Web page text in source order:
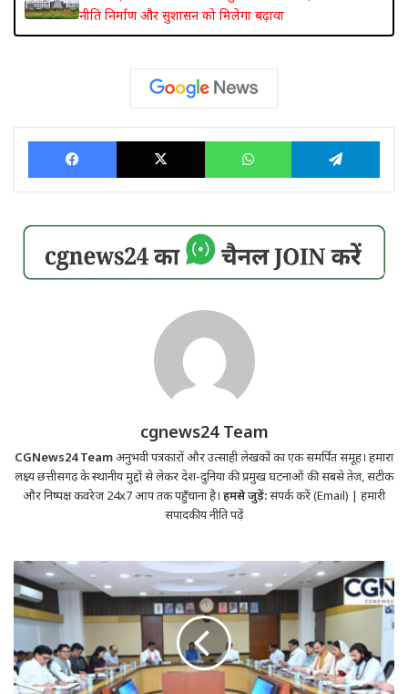
नीति निर्माण और सुशासन को मिलेगा बढ़ावा
Facebook X WhatsApp
cgnews24 Team
CGNews24 Teamअनुभवी पत्रकारों और उत्साही लेखकों का एक समर्पित समूह। हमारा
लक्ष्य छत्तीसगढ़ के स्थानीय मुद्दों से लेकर देश-दुनिया की प्रमुख घटनाओं की सबसे तेज़, सटीक
और निष्पक्ष कवरेज 24x7 आप तक पहुँचाना है। हमसे जुड़ें:संपर्क करें (Email) | हमारी
संपादकीय नीति पढ़ें
साय
कैबिनेट
की
बैठक
खतम;
कई
अहम्